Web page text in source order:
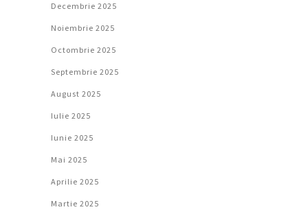
Decembrie 2025
Noiembrie 2025
Octombrie 2025
Septembrie 2025
August 2025
Iulie 2025
Iunie 2025
Mai 2025
Aprilie 2025
Martie 2025